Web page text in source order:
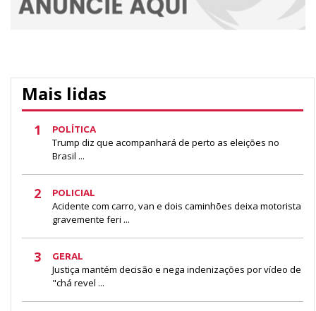
Mais lidas
1 POLÍTICA
Trump diz que acompanhará de perto as eleições no
Brasil ...
2 POLICIAL
Acidente com carro, van e dois caminhões deixa motorista
gravemente feri ...
3 GERAL
Justiça mantém decisão e nega indenizações por vídeo de
"chá revel ...